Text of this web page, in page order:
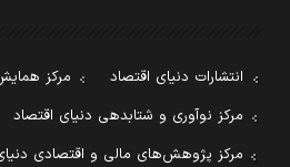
انتشارات دنیای اقتصاد
مرکز
مرکز نوآوری و شتابدهی دنیای اقتصاد
مرکز پژوهش‌های مالی و اقتصادی